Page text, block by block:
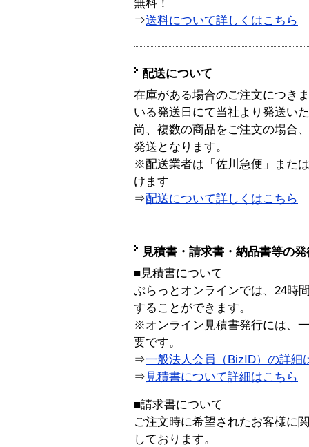
無料！
⇒送料について詳しくはこちら
配送について
在庫がある場合のご注文につき
いる発送日にて当社より発送い
尚、複数の商品をご注文の場合
発送となります。
※配送業者は「佐川急便」また
けます
⇒配送について詳しくはこちら
見積書・請求書・納品書等の
■見積書について
ぷらっとオンラインでは、24時
することができます。
※オンライン見積書発行には、
要です。
⇒一般法人会員（BizID）の詳細
⇒ 見積書について詳細はこちら
■請求書について
ご注文時に希望されたお客様に
しております。